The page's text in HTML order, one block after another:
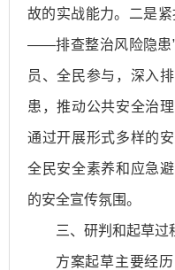
故的实战能力。二是
——排查整治风险隐患
员、全民参与，深入
患，推动公共安全治
通过开展形式多样的
全民安全素养和应急
的安全宣传氛围。
三、研判和起草过
方案起草主要经